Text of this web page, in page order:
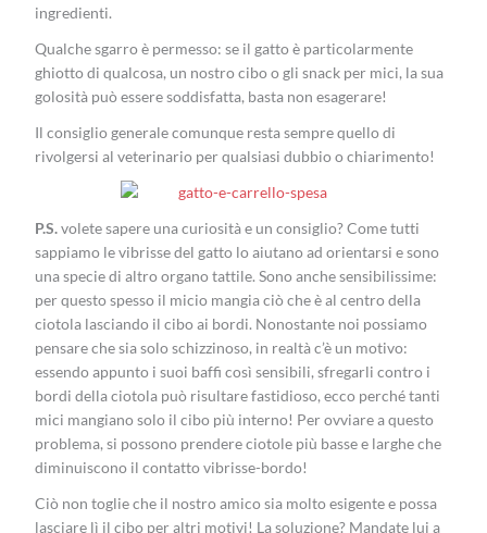
ingredienti.
Qualche sgarro è permesso: se il gatto è particolarmente
ghiotto di qualcosa, un nostro cibo o gli snack per mici, la sua
golosità può essere soddisfatta, basta non esagerare!
Il consiglio generale comunque resta sempre quello di
rivolgersi al veterinario per qualsiasi dubbio o chiarimento!
P.S.volete sapere una curiosità e un consiglio? Come tutti
sappiamo le vibrisse del gatto lo aiutano ad orientarsi e sono
una specie di altro organo tattile. Sono anche sensibilissime:
per questo spesso il micio mangia ciò che è al centro della
ciotola lasciando il cibo ai bordi. Nonostante noi possiamo
pensare che sia solo schizzinoso, in realtà c’è un motivo:
essendo appunto i suoi baffi così sensibili, sfregarli contro i
bordi della ciotola può risultare fastidioso, ecco perché tanti
mici mangiano solo il cibo più interno! Per ovviare a questo
problema, si possono prendere ciotole più basse e larghe che
diminuiscono il contatto vibrisse-bordo!
Ciò non toglie che il nostro amico sia molto esigente e possa
lasciare lì il cibo per altri motivi! La soluzione? Mandate lui a